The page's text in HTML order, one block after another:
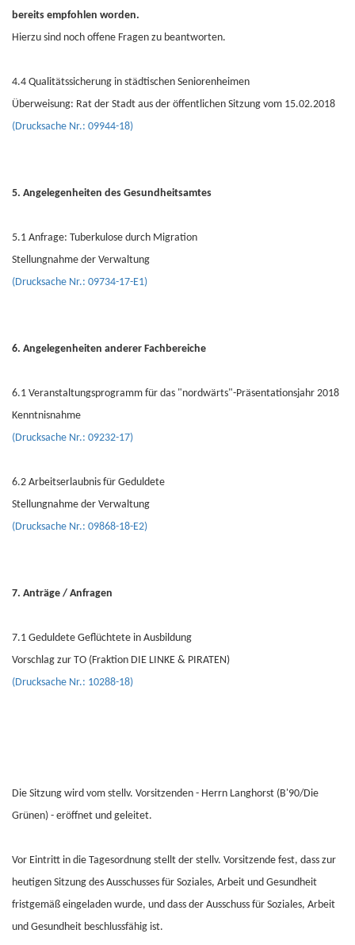
bereits empfohlen worden.
Hierzu sind noch offene Fragen zu beantworten.
4.4 Qualitätssicherung in städtischen Seniorenheimen
Überweisung: Rat der Stadt aus der öffentlichen Sitzung vom 15.02.2018
(Drucksache Nr.: 09944-18)
5. Angelegenheiten des Gesundheitsamtes
5.1 Anfrage: Tuberkulose durch Migration
Stellungnahme der Verwaltung
(Drucksache Nr.: 09734-17-E1)
6. Angelegenheiten anderer Fachbereiche
6.1 Veranstaltungsprogramm für das "nordwärts"-Präsentationsjahr 2018
Kenntnisnahme
(Drucksache Nr.: 09232-17)
6.2 Arbeitserlaubnis für Geduldete
Stellungnahme der Verwaltung
(Drucksache Nr.: 09868-18-E2)
7. Anträge / Anfragen
7.1 Geduldete Geflüchtete in Ausbildung
Vorschlag zur TO (Fraktion DIE LINKE & PIRATEN)
(Drucksache Nr.: 10288-18)
Die Sitzung wird vom stellv. Vorsitzenden - Herrn Langhorst (B'90/Die
Grünen) - eröffnet und geleitet.
Vor Eintritt in die Tagesordnung stellt der stellv. Vorsitzende fest, dass zur
heutigen Sitzung des Ausschusses für Soziales, Arbeit und Gesundheit
fristgemäß eingeladen wurde, und dass der Ausschuss für Soziales, Arbeit
und Gesundheit beschlussfähig ist.